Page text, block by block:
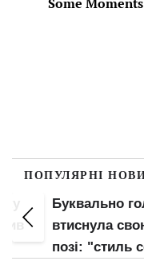
ПОПУЛЯРНІ
Буквально
втиснула
позі: "стиль